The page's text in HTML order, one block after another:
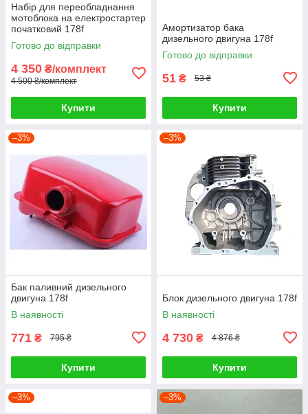
Набір для переобладнання
мотоблока на електростартер
початковий 178f
Готово до відправки
4 350 ₴/комплект
4 500 ₴/комплект
Купити
Амортизатор бака
дизельного двигуна 178f
Готово до відправки
51 ₴ 53 ₴
Купити
–3%
Бак паливний дизельного
двигуна 178f
В наявності
771 ₴ 795 ₴
Купити
–3%
Блок дизельного двигуна 178f
В наявності
4 730 ₴ 4 876 ₴
Купити
–3% –3%